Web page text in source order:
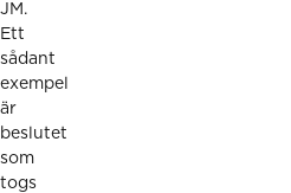
JM.
Ett
sådant
exempel
är
beslutet
som
togs